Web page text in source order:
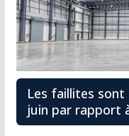
Les faillites sont
juin par rapport